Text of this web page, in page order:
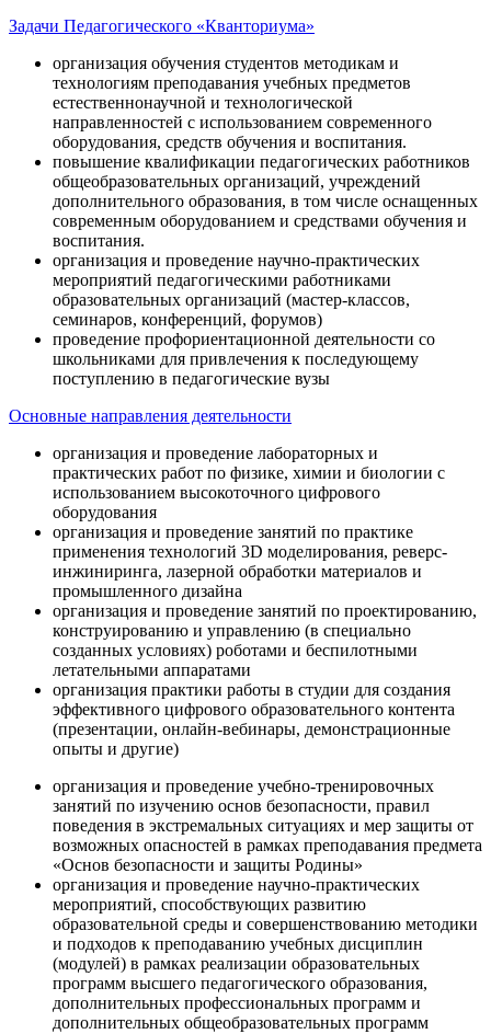
Задачи Педагогического «Кванториума»
организация обучения студентов методикам и
технологиям преподавания учебных предметов
естественнонаучной и технологической
направленностей с использованием современного
оборудования, средств обучения и воспитания.
повышение квалификации педагогических работников
общеобразовательных организаций, учреждений
дополнительного образования, в том числе оснащенных
современным оборудованием и средствами обучения и
воспитания.
организация и проведение научно-практических
мероприятий педагогическими работниками
образовательных организаций (мастер-классов,
семинаров, конференций, форумов)
проведение профориентационной деятельности со
школьниками для привлечения к последующему
поступлению в педагогические вузы
Основные направления деятельности
организация и проведение лабораторных и
практических работ по физике, химии и биологии с
использованием высокоточного цифрового
оборудования
организация и проведение занятий по практике
применения технологий 3D моделирования, реверс-
инжиниринга, лазерной обработки материалов и
промышленного дизайна
организация и проведение занятий по проектированию,
конструированию и управлению (в специально
созданных условиях) роботами и беспилотными
летательными аппаратами
организация практики работы в студии для создания
эффективного цифрового образовательного контента
(презентации, онлайн-вебинары, демонстрационные
опыты и другие)
организация и проведение учебно-тренировочных
занятий по изучению основ безопасности, правил
поведения в экстремальных ситуациях и мер защиты от
возможных опасностей в рамках преподавания предмета
«Основ безопасности и защиты Родины»
организация и проведение научно-практических
мероприятий, способствующих развитию
образовательной среды и совершенствованию методики
и подходов к преподаванию учебных дисциплин
(модулей) в рамках реализации образовательных
программ высшего педагогического образования,
дополнительных профессиональных программ и
дополнительных общеобразовательных программ